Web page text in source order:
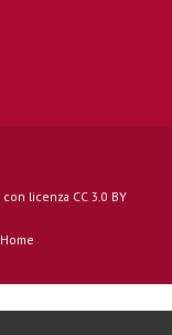
con licenza CC 3.0 BY
Home